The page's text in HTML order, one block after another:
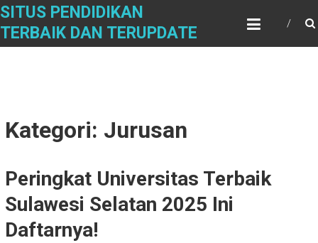
Skip
content
SITUS PENDIDIKAN
TERBAIK DAN TERUPDATE
Kategori: Jurusan
Peringkat Universitas Terbaik
Sulawesi Selatan 2025 Ini
Daftarnya!